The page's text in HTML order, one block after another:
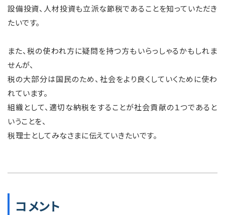
設備投資、人材投資も立派な節税であることを知っていただき
たいです。
また、税の使われ方に疑問を持つ方もいらっしゃるかもしれま
せんが、
税の大部分は国民のため、社会をより良くしていくために使わ
れています。
組織として、適切な納税をすることが社会貢献の１つであると
いうことを、
税理士としてみなさまに伝えていきたいです。
コメント